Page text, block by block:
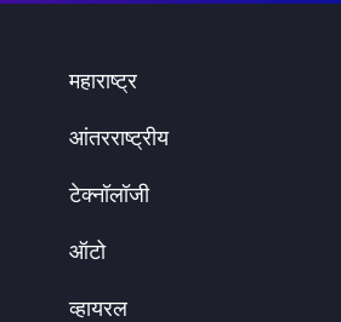
महाराष्ट्र
आंतरराष्ट्रीय
टेक्नॉलॉजी
ऑटो
व्हायरल